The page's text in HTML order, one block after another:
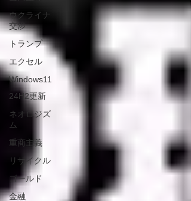
ウクライナ
交渉
トランプ
エクセル
Windows11
24H2更新
ネオロジズ
ム
重商主義
リサイクル
ゴールド
金融